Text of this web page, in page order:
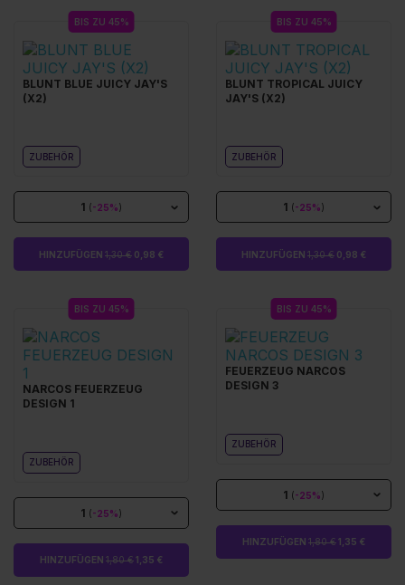
BIS ZU 45%
BLUNT BLUE JUICY JAY'S
(X2)
ZUBEHÖR
1 (-25%)
HINZUFÜGEN 1,30 € 0,98 €
BIS ZU 45%
BLUNT TROPICAL JUICY
JAY'S (X2)
ZUBEHÖR
1 (-25%)
HINZUFÜGEN 1,30 € 0,98 €
BIS ZU 45%
NARCOS FEUERZEUG
DESIGN 1
ZUBEHÖR
1 (-25%)
HINZUFÜGEN 1,80 €1,35 €
BIS ZU 45%
FEUERZEUG NARCOS
DESIGN 3
ZUBEHÖR
1 (-25%)
HINZUFÜGEN 1,80 €1,35 €